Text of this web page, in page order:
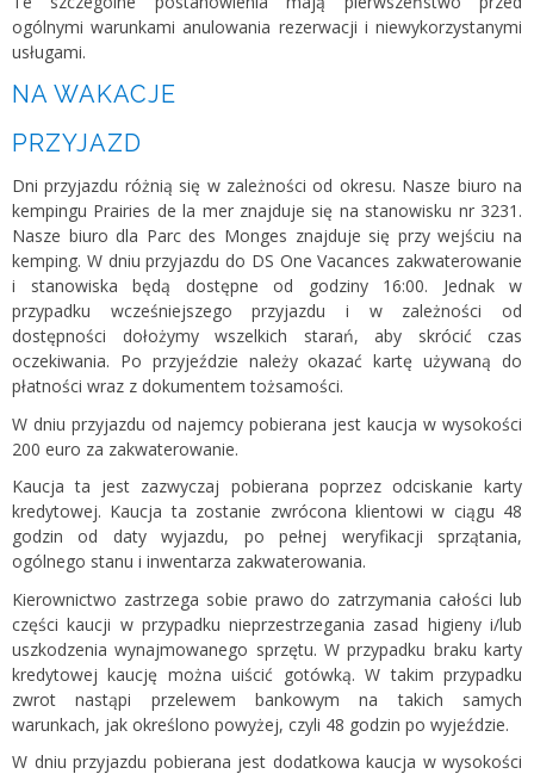
ogólnymi warunkami anulowania rezerwacji i niewykorzystanymi
usługami.
NA WAKACJE
PRZYJAZD
Dni przyjazdu różnią się w zależności od okresu. Nasze biuro na
kempingu Prairies de la mer znajduje się na stanowisku nr 3231.
Nasze biuro dla Parc des Monges znajduje się przy wejściu na
kemping. W dniu przyjazdu do DS One Vacances zakwaterowanie
i stanowiska będą dostępne od godziny 16:00. Jednak w
przypadku wcześniejszego przyjazdu i w zależności od
dostępności dołożymy wszelkich starań, aby skrócić czas
oczekiwania. Po przyjeździe należy okazać kartę używaną do
płatności wraz z dokumentem tożsamości.
W dniu przyjazdu od najemcy pobierana jest kaucja w wysokości
200 euro za zakwaterowanie.
Kaucja ta jest zazwyczaj pobierana poprzez odciskanie karty
kredytowej. Kaucja ta zostanie zwrócona klientowi w ciągu 48
godzin od daty wyjazdu, po pełnej weryfikacji sprzątania,
ogólnego stanu i inwentarza zakwaterowania.
Kierownictwo zastrzega sobie prawo do zatrzymania całości lub
części kaucji w przypadku nieprzestrzegania zasad higieny i/lub
uszkodzenia wynajmowanego sprzętu. W przypadku braku karty
kredytowej kaucję można uiścić gotówką. W takim przypadku
zwrot nastąpi przelewem bankowym na takich samych
warunkach, jak określono powyżej, czyli 48 godzin po wyjeździe.
W dniu przyjazdu pobierana jest dodatkowa kaucja w wysokości